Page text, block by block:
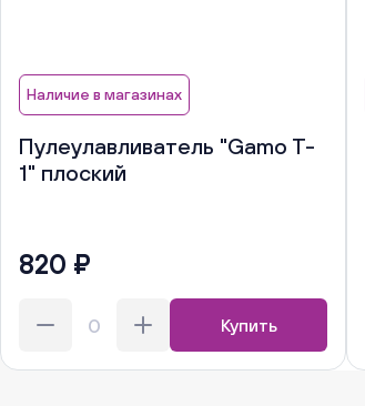
Наличие в магазинах
Пулеулавливатель "Gamo T-
1" плоский
820 ₽
Купить